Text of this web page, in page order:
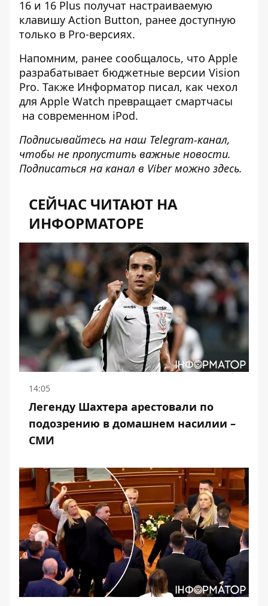
16 и 16 Plus получат настраиваемую
клавишу Action Button, ранее доступную
только в Pro-версиях.
Напомним, ранее сообщалось, что Apple
разрабатывает бюджетные версии Vision
Pro. Также Информатор писал, как чехол
для Apple Watch превращает смартчасы
на современном iPod.
Подписывайтесь на наш Telegram-канал,
чтобы не пропустить важные новости.
Подписаться на канал в Viber можно здесь.
СЕЙЧАС ЧИТАЮТ НА
ИНФОРМАТОРЕ
14:05
Легенду Шахтера арестовали по
подозрению в домашнем насилии –
СМИ